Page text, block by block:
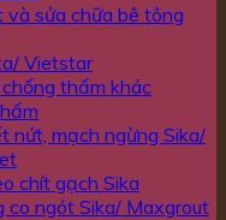
sửa chữa bê tông
Vietstar
thấm khác
nứt, mạch ngừng Sika/
chít gạch Sika
co ngót Sika/ Maxgrout